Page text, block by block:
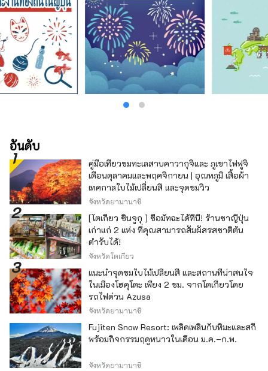
อันดับ
คู่มือเที่ยวชมทะเลสาบคาวากุจิและ ภูเขาไฟฟูจิ
เดือนตุลาคมและพฤศจิกายน | อุณหภูมิ เสื้อผ้า
เทศกาลใบไม้เปลี่ยนสี และจุดชมวิว
จังหวัดยามานาชิ
[โตเกียว ชินจูกุ ] ซื้อมัทฉะได้ที่นี่! ร้านชาญี่ปุ่น
เก่าแก่ 2 แห่ง ที่คุณสามารถสัมผัสรสชาติต้น
ตำรับได้!
จังหวัดโตเกียว
แนะนำจุดชมใบไม้เปลี่ยนสี และสถานที่น่าสนใจ
ในเมืองโฮคุโตะ เพียง 2 ชม. จากโตเกียวโดย
รถไฟด่วน Azusa
จังหวัดยามานาชิ
Fujiten Snow Resort: เพลิดเพลินกับหิมะและสกี
พร้อมกิจกรรมฤดูหนาวในเดือน ม.ค.–ก.พ.
จังหวัดยามานาชิ